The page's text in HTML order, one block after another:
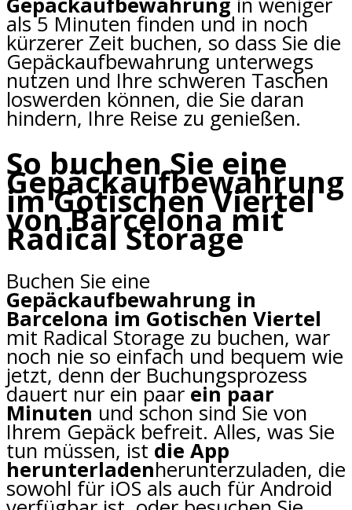
als 5 Minuten finden und in noch
kürzerer Zeit buchen, so dass Sie die
Gepäckaufbewahrung unterwegs
nutzen und Ihre schweren Taschen
loswerden können, die Sie daran
hindern, Ihre Reise zu genießen.
So buchen Sie eine
Gepäckaufbewahrung
im Gotischen Viertel
von Barcelona mit
Radical Storage
Buchen Sie eine
Gepäckaufbewahrung in
Barcelona im Gotischen Viertel
mit Radical Storage zu buchen, war
noch nie so einfach und bequem wie
jetzt, denn der Buchungsprozess
dauert nur ein paar ein paar
Minuten und schon sind Sie von
Ihrem Gepäck befreit. Alles, was Sie
tun müssen, ist die App
herunterladenherunterzuladen, die
sowohl für iOS als auch für Android